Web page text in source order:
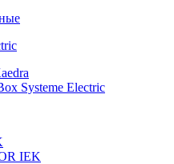
Systeme Electric
IEK